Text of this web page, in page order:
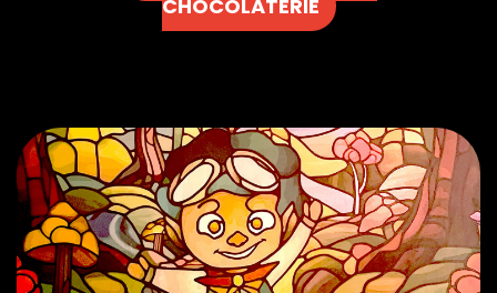
CHOCOLATERIE